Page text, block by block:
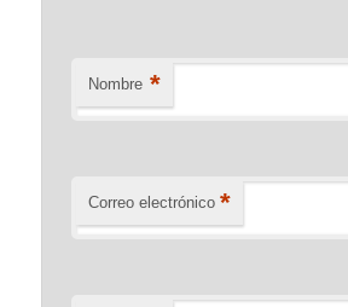
Nombre *
Correo electrónico *